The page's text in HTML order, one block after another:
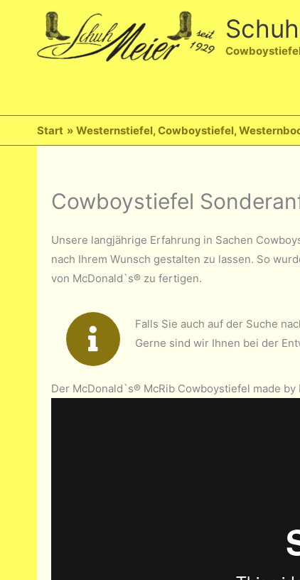
springen
Start Westernstiefel, Cowboystiefel,
Cowboystiefel
Unsere langjährige Erfahrung in Sachen
nach Ihrem Wunsch gestalten zu lassen. So
von McDonald`s® zu fertigen.
Falls Sie auch auf der Suche
Gerne sind wir Ihnen bei der
Der McDonald`s® McRib Cowboystiefel made by